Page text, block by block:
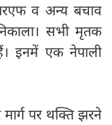
व अन्य बचाव
सभी मृतक
इनमें एक नेपाली
पर थक्ति झरने